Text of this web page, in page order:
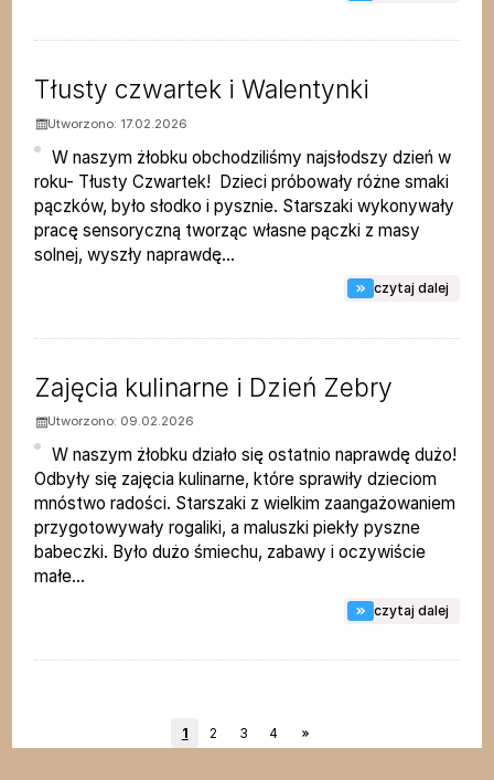
Tłusty czwartek i Walentynki
Utworzono: 17.02.2026
W naszym żłobku obchodziliśmy najsłodszy dzień w
roku- Tłusty Czwartek! Dzieci próbowały różne smaki
pączków, było słodko i pysznie. Starszaki wykonywały
pracę sensoryczną tworząc własne pączki z masy
solnej, wyszły naprawdę...
czytaj dalej
Zajęcia kulinarne i Dzień Zebry
Utworzono: 09.02.2026
W naszym żłobku działo się ostatnio naprawdę dużo!
Odbyły się zajęcia kulinarne, które sprawiły dzieciom
mnóstwo radości. Starszaki z wielkim zaangażowaniem
przygotowywały rogaliki, a maluszki piekły pyszne
babeczki. Było dużo śmiechu, zabawy i oczywiście
małe...
czytaj dalej
1 2 3 4